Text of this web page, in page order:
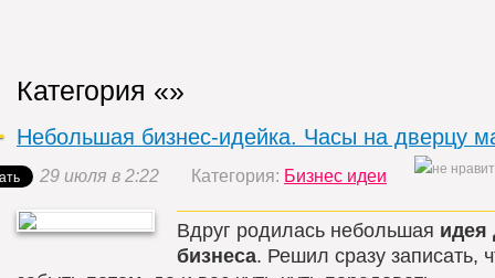
Категория «»
Небольшая бизнес-идейка. Часы на дверцу
29 июля в 2:22 Категория: Бизнес идеи
Вдруг родилась небольшая идея
бизнеса. Решил сразу записать,